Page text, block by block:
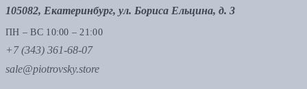
105082, Екатеринбург, ул. Бориса Ельцина, д. 3
ПН – ВС 10:00 – 21:00
+7 (343) 361-68-07
sale@piotrovsky.store